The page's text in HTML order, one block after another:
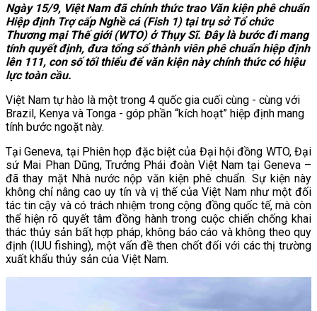
Ngày 15/9, Việt Nam đã chính thức trao Văn kiện phê chuẩn
Hiệp định Trợ cấp Nghề cá (Fish 1) tại trụ sở Tổ chức
Thương mại Thế giới (WTO) ở Thụy Sĩ. Đây là bước đi mang
tính quyết định, đưa tổng số thành viên phê chuẩn hiệp định
lên 111, con số tối thiểu để văn kiện này chính thức có hiệu
lực toàn cầu.
Việt Nam tự hào là một trong 4 quốc gia cuối cùng - cùng với
Brazil, Kenya và Tonga - góp phần “kích hoạt” hiệp định mang
tính bước ngoặt này.
Tại Geneva, tại Phiên họp đặc biệt của Đại hội đồng WTO, Đại
sứ Mai Phan Dũng, Trưởng Phái đoàn Việt Nam tại Geneva –
đã thay mặt Nhà nước nộp văn kiện phê chuẩn. Sự kiện này
không chỉ nâng cao uy tín và vị thế của Việt Nam như một đối
tác tin cậy và có trách nhiệm trong cộng đồng quốc tế, mà còn
thể hiện rõ quyết tâm đồng hành trong cuộc chiến chống khai
thác thủy sản bất hợp pháp, không báo cáo và không theo quy
định (IUU fishing), một vấn đề then chốt đối với các thị trường
xuất khẩu thủy sản của Việt Nam.